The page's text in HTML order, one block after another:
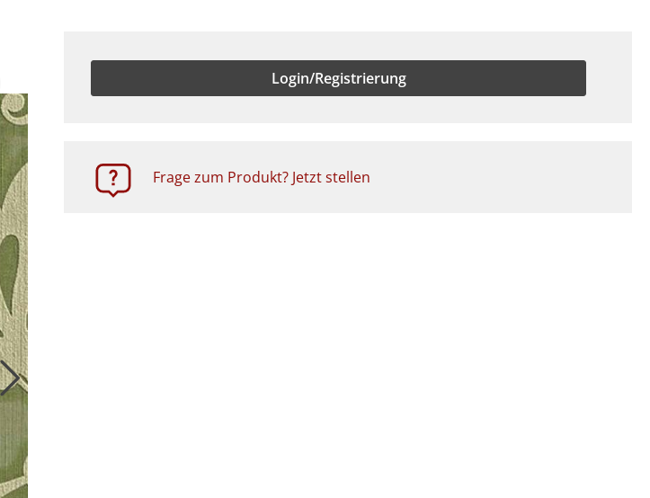
Meistervlies Creativ
Meistervlies Pure
Login/Registrierung
Frage zum Produkt? Jetzt stellen